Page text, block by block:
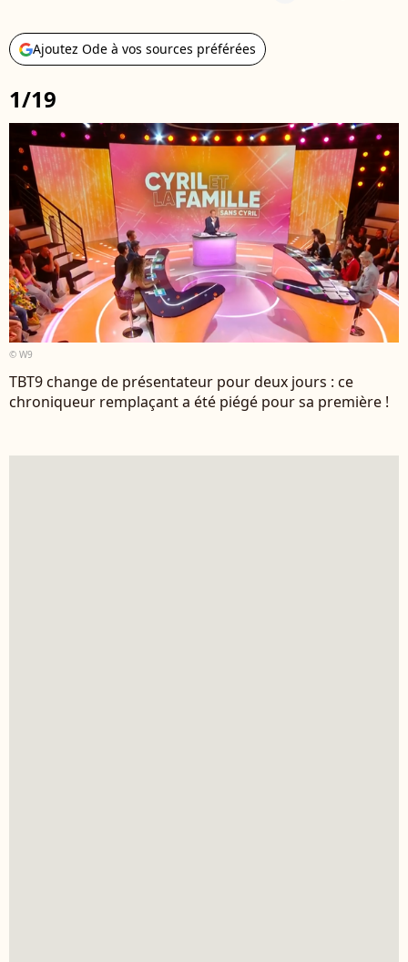
Ajoutez Ode à vos sources préférées
1/19
© W9
TBT9 change de présentateur pour deux jours : ce
chroniqueur remplaçant a été piégé pour sa première !